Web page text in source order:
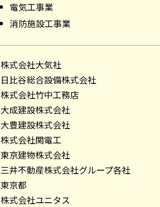
電気工事業
消防施設工事業
株式会社大気社
日比谷総合設備株式会社
株式会社竹中工務店
大成建設株式会社
大豊建設株式会社
株式会社関電工
東京建物株式会社
三井不動産株式会社グループ各社
東京都
株式会社ユニタス